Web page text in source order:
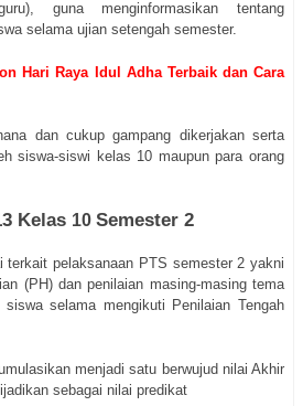
guna menginformasikan tentang
selama ujian setengah semester.
Hari Raya Idul Adha Terbaik dan Cara
dan cukup gampang dikerjakan serta
siswa-siswi kelas 10 maupun para orang
Kelas 10 Semester 2
terkait pelaksanaan PTS semester 2 yakni
(PH) dan penilaian masing-masing tema
selama mengikuti Penilaian Tengah
menjadi satu berwujud nilai Akhir
sebagai nilai predikat